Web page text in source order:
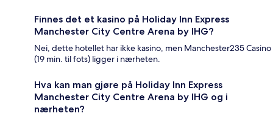
Finnes det et kasino på Holiday Inn Express
Manchester City Centre Arena by IHG?
Nei, dette hotellet har ikke kasino, men Manchester235 Casino
(19 min. til fots) ligger i nærheten.
Hva kan man gjøre på Holiday Inn Express
Manchester City Centre Arena by IHG og i
nærheten?